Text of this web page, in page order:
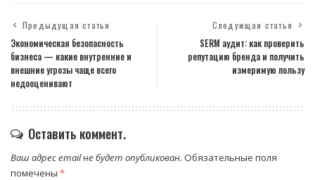
Предыдущая статья
Экономическая безопасность
бизнеса — какие внутренние и
внешние угрозы чаще всего
недооценивают
Следующая статья
SERM аудит: как проверить
репутацию бренда и получить
измеримую пользу
Оставить коммент.
Ваш адрес email не будет опубликован. Обязательные поля
помечены *